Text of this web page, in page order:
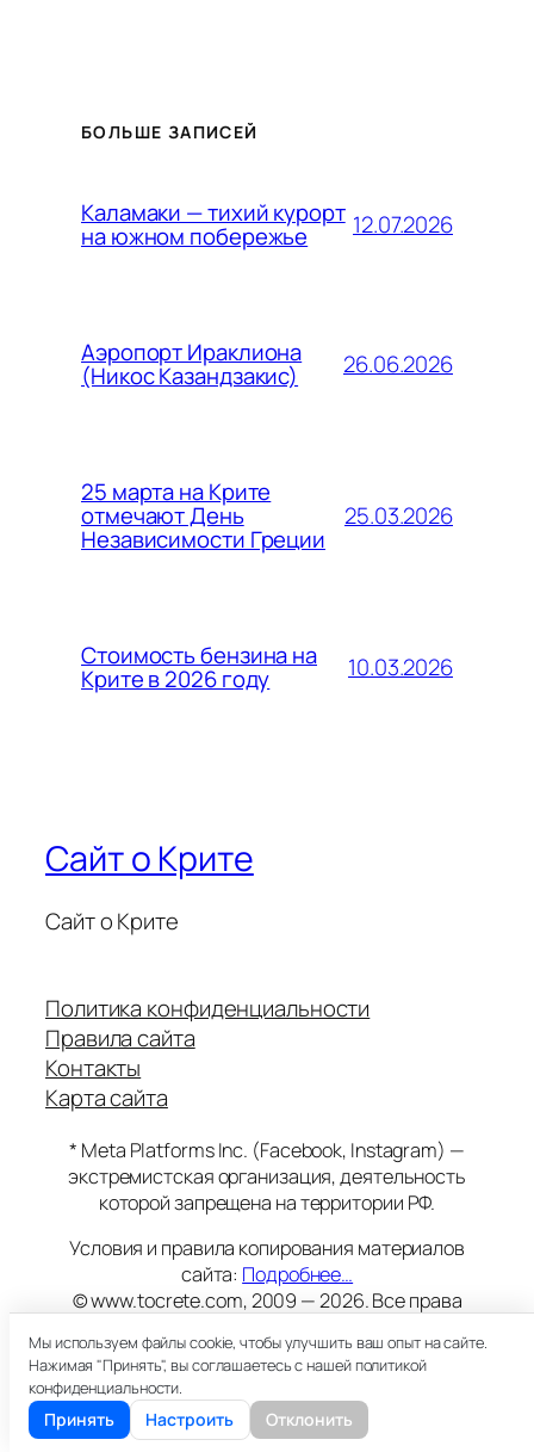
БОЛЬШЕ ЗАПИСЕЙ
Каламаки — тихий курорт
на южном побережье 12.07.2026
Аэропорт Ираклиона
(Никос Казандзакис) 26.06.2026
25 марта на Крите
отмечают День
Независимости Греции
25.03.2026
Стоимость бензина на
Крите в 2026 году 10.03.2026
Сайт о Крите
Сайт о Крите
Политика конфиденциальности
Правила сайта
Контакты
Карта сайта
* Meta Platforms Inc. (Facebook, Instagram) —
экстремистская организация, деятельность
которой запрещена на территории РФ.
Условия и правила копирования материалов
сайта: Подробнее…
© www.tocrete.com, 2009 — 2026. Все права
Этот сайт работает на хостингеTimeweb
18+
Мы используем файлы cookie, чтобы улучшить ваш опыт на сайте.
Нажимая "Принять", вы соглашаетесь с нашей политикой
конфиденциальности.
Принять Настроить Отклонить